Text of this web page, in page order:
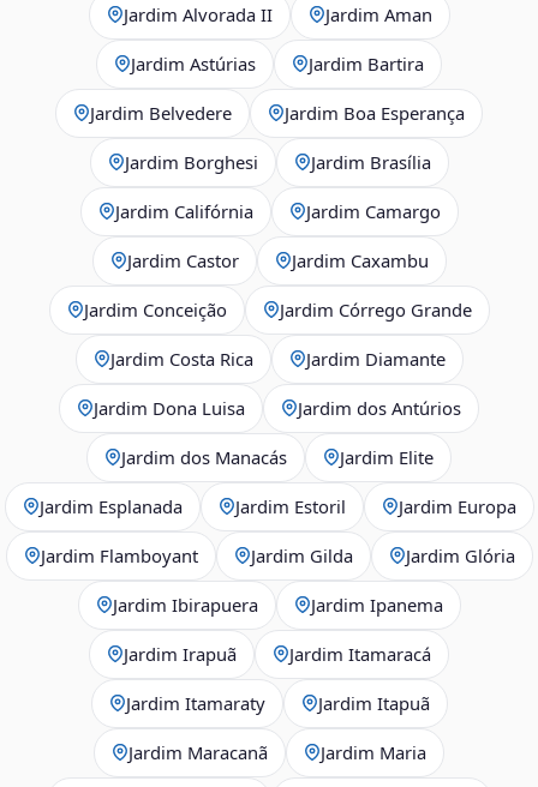
Jardim Alvorada II Jardim Aman
Jardim Astúrias Jardim Bartira
Jardim Belvedere Jardim Boa Esperança
Jardim Borghesi Jardim Brasília
Jardim Califórnia Jardim Camargo
Jardim Castor Jardim Caxambu
Jardim Conceição Jardim Córrego Grande
Jardim Costa Rica Jardim Diamante
Jardim Dona Luisa Jardim dos Antúrios
Jardim dos Manacás Jardim Elite
Jardim Esplanada Jardim Estoril Jardim Europa
Jardim Flamboyant Jardim Gilda Jardim Glória
Jardim Ibirapuera Jardim Ipanema
Jardim Irapuã Jardim Itamaracá
Jardim Itamaraty Jardim Itapuã
Jardim Maracanã Jardim Maria